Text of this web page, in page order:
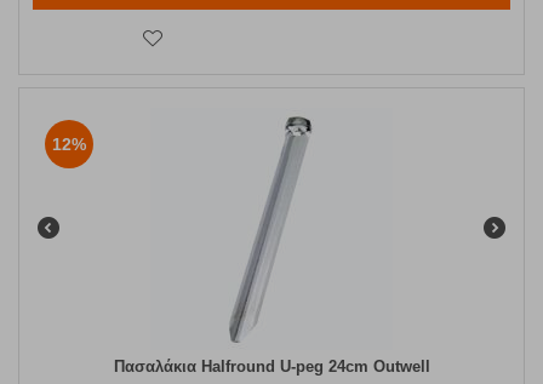
12%
Πασαλάκια Halfround U-peg 24cm Outwell